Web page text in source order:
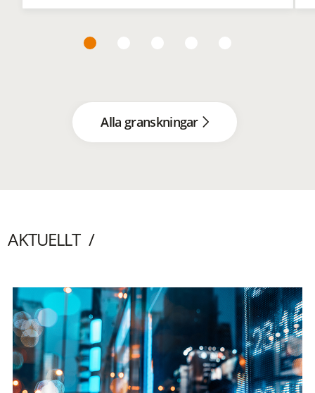
Alla granskningar
AKTUELLT